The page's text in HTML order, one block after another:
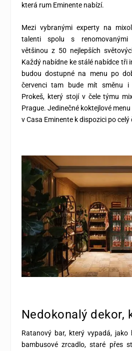
která rum Eminente nabízí.
Mezi vybranými experty na
talenti spolu s renomovanými
většinou z 50 nejlepších
Každý nabídne ke stálé nabídce tři
budou dostupné na menu po
červenci tam bude mít směnu i
Prokeš, který stojí v čele týmu
Prague. Jedinečné koktejlové
v Casa Eminente k dispozici po celý
Nedokonalý dekor,
Ratanový bar, který vypadá,
bambusové zrcadlo, staré přes